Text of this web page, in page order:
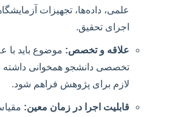
علمی، داده‌ها، تجهیزات
اجرای تحقیق.
علاقه و تخصص: موضوع باید با
تخصصی دانشجو همخوانی داشته
لازم برای پژوهش فراهم شود.
قابلیت اجرا در زمان معین: